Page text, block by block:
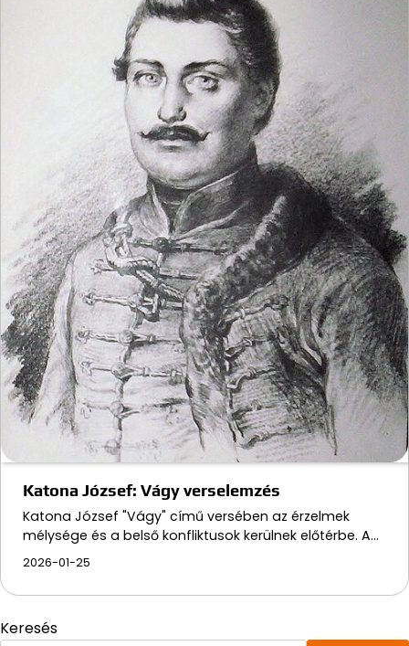
Katona József: Vágy verselemzés
Katona József "Vágy" című versében az érzelmek
mélysége és a belső konfliktusok kerülnek előtérbe. A…
2026-01-25
Keresés